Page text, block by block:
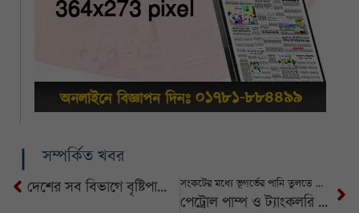
সম্পর্কিত খবর
দেশের সব বিভাগে বৃষ্টিপাতের সম্ভাবনা সংকটের মধ্যে ভূগর্ভের পানি তুলতে আরও ৭৫টি পাম্প বসাচ্ছে ওয়াসা
পেট্রোল পাম্প ও ট্যাংকলরি মালিক ঐক্য পরিষদের ধর্মঘট প্রত্যাহার